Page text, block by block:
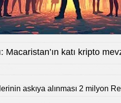
Macaristan’ın katı kripto
askıya alınması 2 milyon